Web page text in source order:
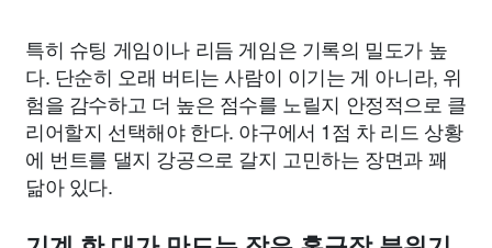
특히 슈팅 게임이나 리듬 게임은 기록의 밀도가 높
다. 단순히 오래 버티는 사람이 이기는 게 아니라, 위
험을 감수하고 더 높은 점수를 노릴지 안정적으로 클
리어할지 선택해야 한다. 야구에서 1점 차 리드 상황
에 번트를 댈지 강공으로 갈지 고민하는 장면과 꽤
닮아 있다.